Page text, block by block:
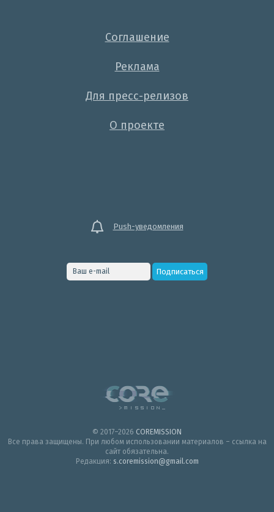
Соглашение
Реклама
Для пресс-релизов
О проекте
Push-уведомления
© 2017–2026 COREMISSION
Все права защищены. При любом использовании материалов – ссылка на
сайт обязательна.
Редакция: s.coremission@gmail.com